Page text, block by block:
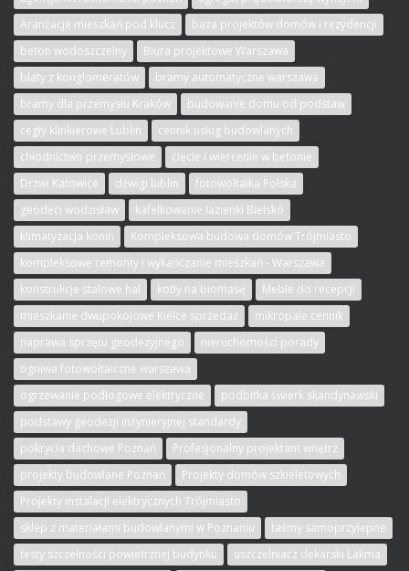
Aranżacje mieszkań pod klucz
baza projektów domów i rezydencji
beton wodoszczelny
Biura projektowe Warszawa
blaty z konglomeratów
bramy automatyczne warszawa
bramy dla przemysłu Kraków
budowanie domu od podstaw
cegły klinkierowe Lublin
cennik usług budowlanych
chłodnictwo przemysłowe
cięcie i wiercenie w betonie
Drzwi Katowice
dźwigi lublin
fotowoltaika Polska
geodeci wodzisław
kafelkowanie łazienki Bielsko
klimatyzacja konin
Kompleksowa budowa domów Trójmiasto
kompleksowe remonty i wykańczanie mieszkań - Warszawa
konstrukcje stalowe hal
kotły na biomasę
Meble do recepcji
mieszkanie dwupokojowe Kielce sprzedaż
mikropale cennik
naprawa sprzętu geodezyjnego
nieruchomości porady
ogniwa fotowoltaiczne warszawa
ogrzewanie podłogowe elektryczne
podbitka świerk skandynawski
podstawy geodezji inżynieryjnej standardy
pokrycia dachowe Poznań
Profesjonalny projektant wnętrz
projekty budowlane Poznań
Projekty domów szkieletowych
Projekty instalacji elektrycznych Trójmiasto
sklep z materiałami budowlanymi w Poznaniu
taśmy samoprzylepne
testy szczelności powietrznej budynku
uszczelniacz dekarski Lakma